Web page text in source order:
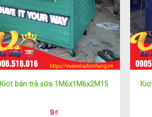
Kiot bán trà sữa 1M6x1M6x2M15
9₫